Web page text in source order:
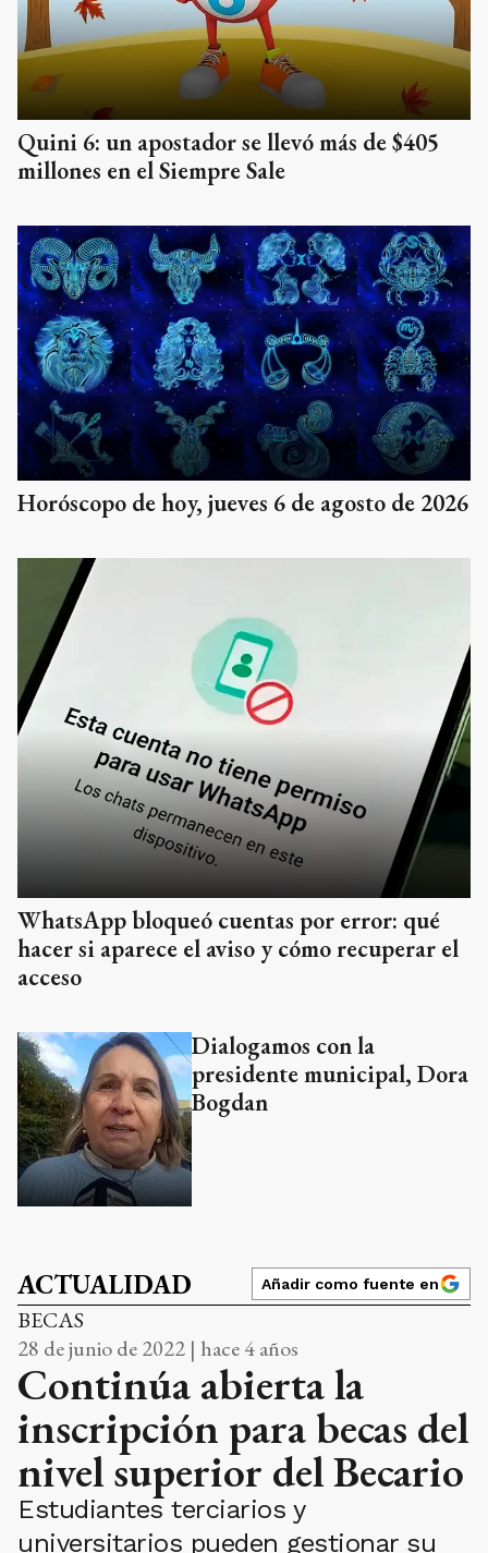
Quini 6: un apostador se llevó más de $405
millones en el Siempre Sale
Horóscopo de hoy, jueves 6 de agosto de 2026
WhatsApp bloqueó cuentas por error: qué
hacer si aparece el aviso y cómo recuperar el
acceso
Dialogamos con la
presidente municipal, Dora
Bogdan
ACTUALIDAD Añadir como fuente en
BECAS
28 de junio de 2022 | hace 4 años
Continúa abierta la
inscripción para becas del
nivel superior del Becario
Estudiantes terciarios y
universitarios pueden gestionar su